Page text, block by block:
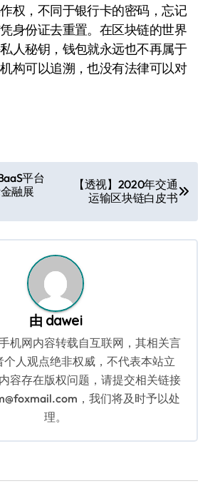
权，不同于银行卡的密码，忘记
身份证去重置。在区块链的世界
人秘钥，钱包就永远也不再属于
构可以追溯，也没有法律可以对
平台
融展
【透视】2020年交通
运输区块链白皮书
由 dawei
手机网内容转载自互联网，其相关言
个人观点绝非权威，不代表本站立
容存在版权问题，请提交相关链接
，我们将及时予以处
理。